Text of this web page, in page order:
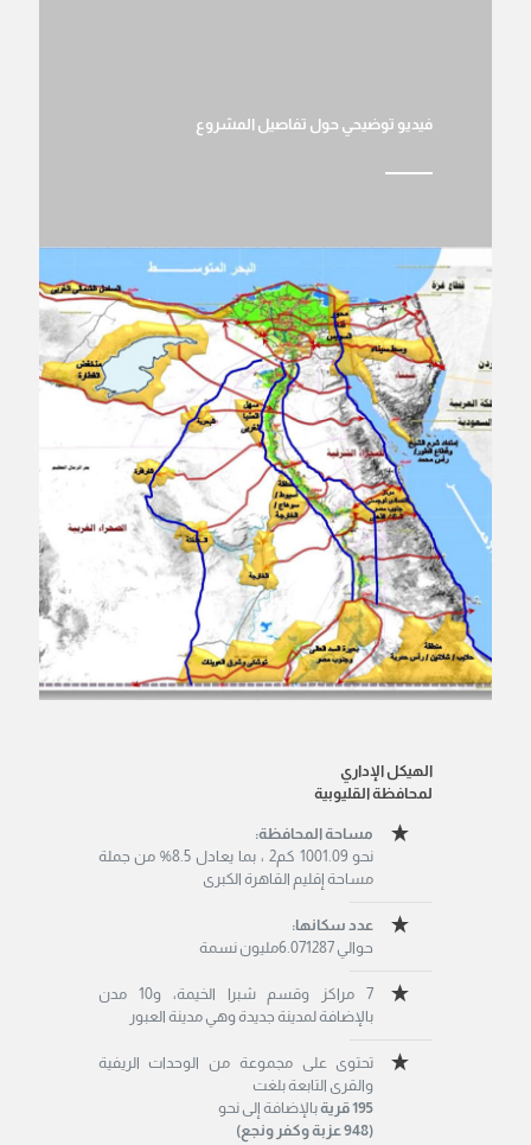
فيديو توضيحي حول تفاصيل المشروع
الهيكل الإداري
لمحافظة القليوبية
مساحة المحافظة:
نحو 1001.09 كم2 ، بما يعادل 8.5% من جملة
مساحة إقليم القاهرة الكبرى
عدد سكانها:
حوالي 6.071287مليون نسمة
7 مراكز وقسم شبرا الخيمة، و10 مدن
بالإضافة لمدينة جديدة وهي مدينة العبور
تحتوى على مجموعة من الوحدات الريفية
والقرى التابعة بلغت
195 قرية
بالإضافة إلى نحو
(948 عزبة وكفر ونجع)